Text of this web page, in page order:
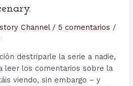
Channel/ 5 comentarios /
destriparle la serie a nadie,
leer los comentarios sobre la
viendo, sin embargo – y